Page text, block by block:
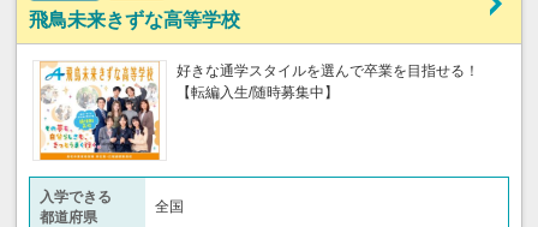
飛鳥未来きずな高等学校
好きな通学スタイルを選んで卒業を目指せる！
【転編入生/随時募集中】
入学できる
都道府県
全国